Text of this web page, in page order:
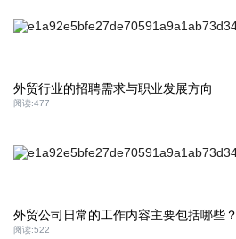
外贸行业的招聘需求与职业发展方向
阅读:477
外贸公司日常的工作内容主要包括哪些？
阅读:522